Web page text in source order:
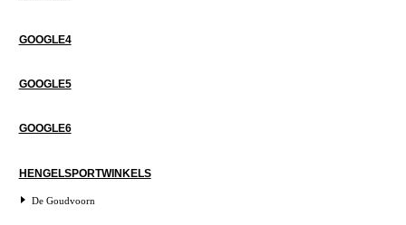
GOOGLE4
GOOGLE5
GOOGLE6
HENGELSPORTWINKELS
De Goudvoorn